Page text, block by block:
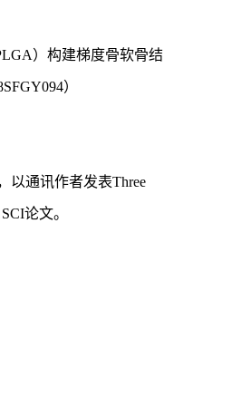
）构建梯度骨软骨结
）
以通讯作者发表Three
论文。